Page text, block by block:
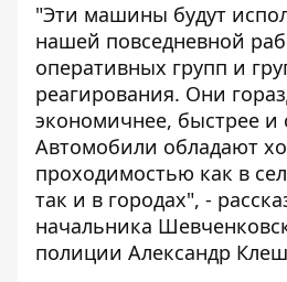
"Эти машины будут
нашей повседневной
оперативных групп и
реагирования. Они
экономичнее, быстрее и
Автомобили обладают
проходимостью как в
так и в городах", -
начальника
полиции Александр